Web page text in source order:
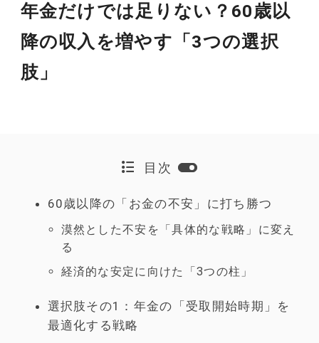
年金だけでは足りない？60歳以
降の収入を増やす「3つの選択
肢」
目次
60歳以降の「お金の不安」に打ち勝つ
漠然とした不安を「具体的な戦略」に変え
る
経済的な安定に向けた「3つの柱」
選択肢その1：年金の「受取開始時期」を
最適化する戦略